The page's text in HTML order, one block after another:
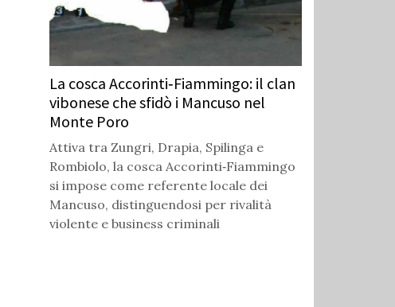
La cosca Accorinti‑Fiammingo: il clan
vibonese che sfidò i Mancuso nel
Monte Poro
Attiva tra Zungri, Drapia, Spilinga e
Rombiolo, la cosca Accorinti‑Fiammingo
si impose come referente locale dei
Mancuso, distinguendosi per rivalità
violente e business criminali